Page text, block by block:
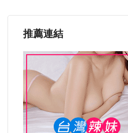
推薦連結